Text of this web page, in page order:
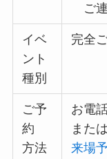
ご連
イベ
ント
種別
完全
ご予
約
方法
お電
または
来場